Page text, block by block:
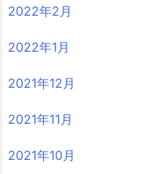
2022年2月
2022年1月
2021年12月
2021年11月
2021年10月